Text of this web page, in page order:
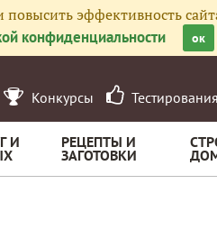
эффективность
конфиденциальности ок
Конкурсы Тестирования
И РЕЦЕПТЫ И
ЗАГОТОВКИ